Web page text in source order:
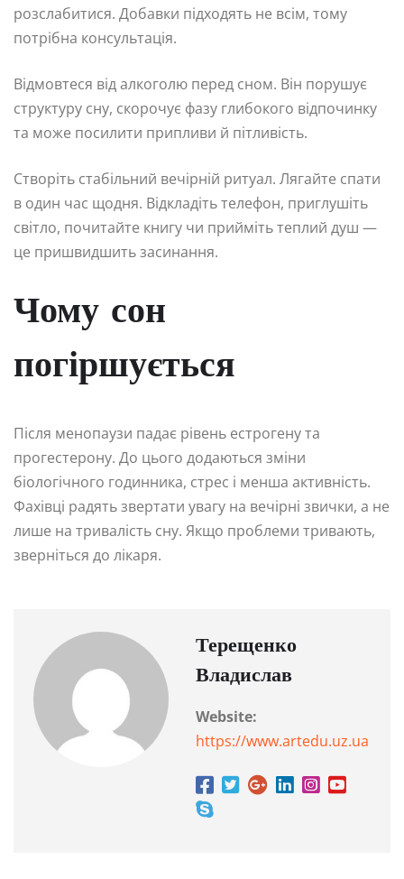
розслабитися. Добавки підходять не всім, тому
потрібна консультація.
Відмовтеся від алкоголю перед сном. Він порушує
структуру сну, скорочує фазу глибокого відпочинку
та може посилити припливи й пітливість.
Створіть стабільний вечірній ритуал. Лягайте спати
в один час щодня. Відкладіть телефон, приглушіть
світло, почитайте книгу чи прийміть теплий душ —
це пришвидшить засинання.
Чому сон
погіршується
Після менопаузи падає рівень естрогену та
прогестерону. До цього додаються зміни
біологічного годинника, стрес і менша активність.
Фахівці радять звертати увагу на вечірні звички, а не
лише на тривалість сну. Якщо проблеми тривають,
зверніться до лікаря.
Терещенко
Владислав
Website:
https://www.artedu.uz.ua